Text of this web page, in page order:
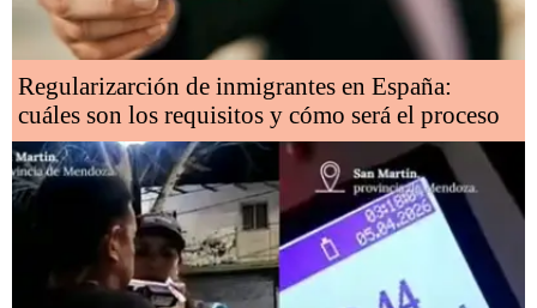
Regularizarción de inmigrantes en España:
cuáles son los requisitos y cómo será el proceso